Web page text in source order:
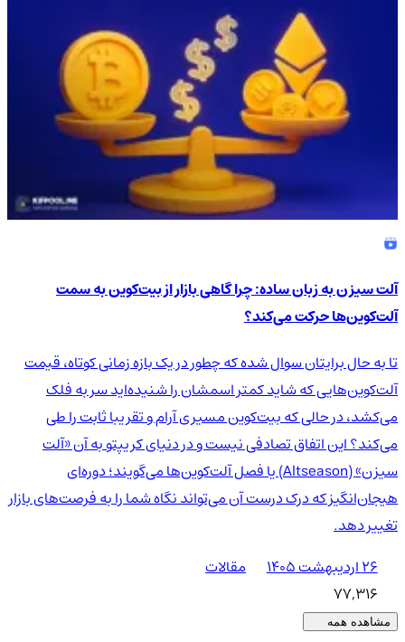
آلت سیزن به زبان ساده: چرا گاهی بازار از بیت‌کوین به سمت
آلت‌کوین‌ها حرکت می‌کند؟
تا به حال برایتان سوال شده که چطور در یک بازه زمانی کوتاه، قیمت
آلت‌کوین‌هایی که شاید کمتر اسمشان را شنیده‌اید سر به فلک
می‌کشد، در حالی که بیت‌کوین مسیری آرام و تقریبا ثابت را طی
می‌کند؟ این اتفاق تصادفی نیست و در دنیای کریپتو به آن «آلت
سیزن» (Altseason) یا فصل آلت‌کوین‌ها می‌گویند؛ دوره‌ای
هیجان‌انگیز که درک درست آن می‌تواند نگاه شما را به فرصت‌های بازار
تغییر دهد.
۲۶ اردیبهشت ۱۴۰۵
مقالات
77,316
مشاهده همه